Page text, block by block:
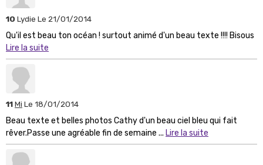
10 Lydie Le 21/01/2014
Qu'il est beau ton océan ! surtout animé d'un beau texte !!!! Bisous
Lire la suite
11Mi Le 18/01/2014
Beau texte et belles photos Cathy d'un beau ciel bleu qui fait
rêver.Passe une agréable fin de semaine ... Lire la suite